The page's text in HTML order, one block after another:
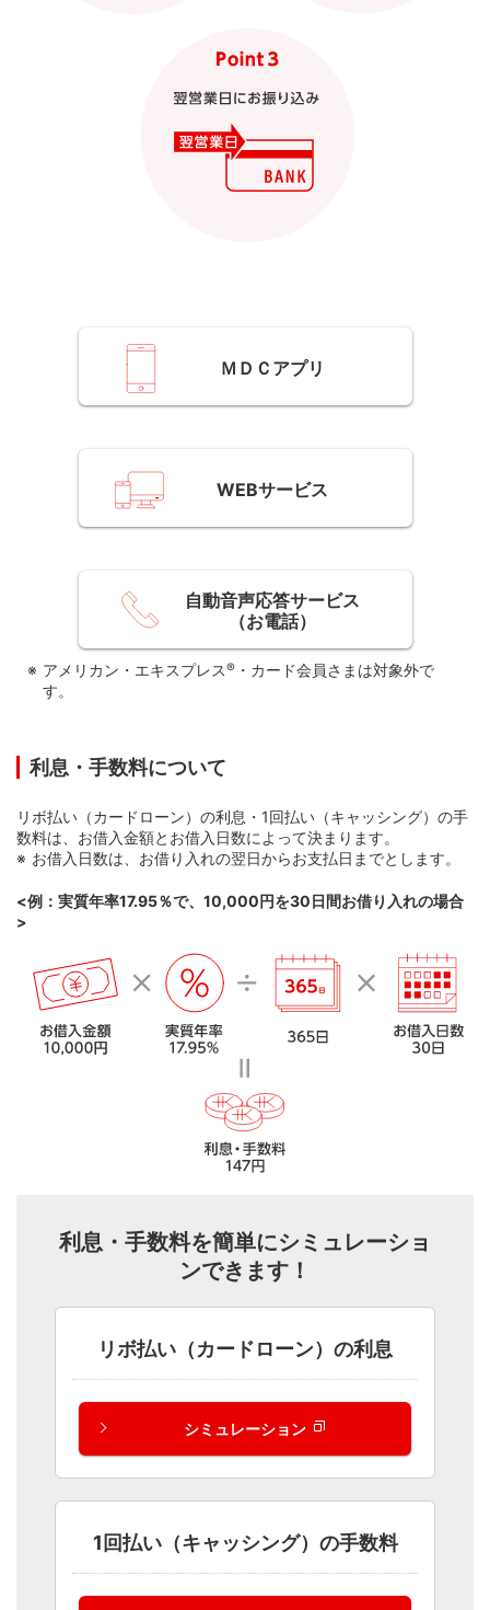
画面はすべてイメージです。
<アプリダウンロード>
ＭＤＣアプリについて
WEBサービスにご登録済の方
ログインする
ID・パスワードをお忘れの方
ＭＤＣアプリ
WEBサービス
自動音声応答サービス
（お電話）
アメリカン・エキスプレス® ・カード会員さまは対象外で
す。
利息・手数料について
リボ払い（カードローン）の利息・1回払い（キャッシング）の手
数料は、お借入金額とお借入日数によって決まります。
お借入日数は、お借り入れの翌日からお支払日までとします。
<例：実質年率17.95％で、10,000円を30日間お借り入れの場合
>
利息・手数料を簡単にシミュレーショ
ンできます！
リボ払い（カードローン）の利息
シミュレーション
1回払い（キャッシング）の手数料